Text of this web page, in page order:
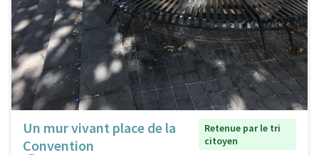
Un mur vivant place de la
Convention
Retenue par le tri
citoyen